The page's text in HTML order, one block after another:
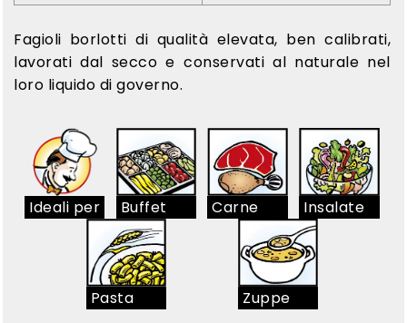
Fagioli borlotti di qualità elevata, ben calibrati,
lavorati dal secco e conservati al naturale nel
loro liquido di governo.
Ideali per Buffet Carne Insalate
Pasta Zuppe